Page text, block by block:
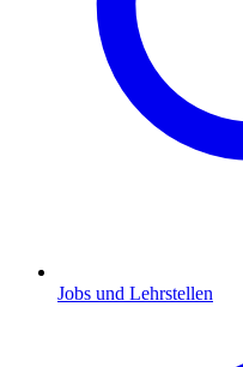
Jobs und Lehrstellen